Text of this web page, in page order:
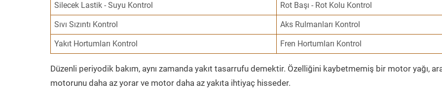
Silecek Lastik - Suyu Kontrol Rot Başı - Rot Kolu Kontrol
Sıvı Sızıntı Kontrol Aks Rulmanları Kontrol
Yakıt Hortumları Kontrol Fren Hortumları Kontrol
Düzenli periyodik bakım, aynı zamanda yakıt tasarrufu demektir. Özelliğini kaybetmemiş bir motor yağı,
motorunu daha az yorar ve motor daha az yakıta ihtiyaç hisseder.